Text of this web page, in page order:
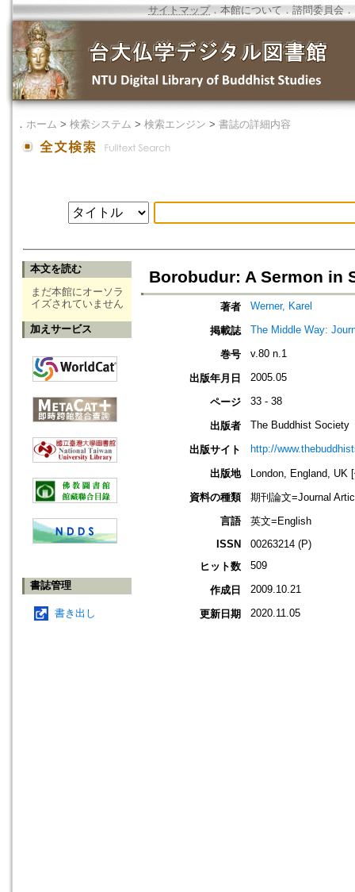
サイトマップ．本館について ． 諮問委員会 ．
． ホーム > 検索システム > 検索エンジン > 書誌の詳細内容
本文を読む
まだ本館にオーソラ
イズされていません
加えサービス
書誌管理
書き出し
Borobudur: A Sermon in
著者 Werner, Karel
掲載誌 The Middle Way:
巻号 v.80 n.1
出版年月日 2005.05
ページ 33 - 38
出版者 The Buddhist Society
出版サイト http://
出版地
London, England, UK
資料の種類
期刊論文=Journal
言語
英文=English
ISSN
00263214 (P)
ヒット数
509
作成日 2009.10.21
更新日期 2020.11.05